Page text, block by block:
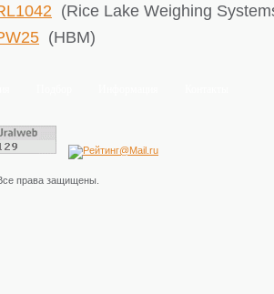
(Rice Lake ​Weighing
(HBM)
права защищены.